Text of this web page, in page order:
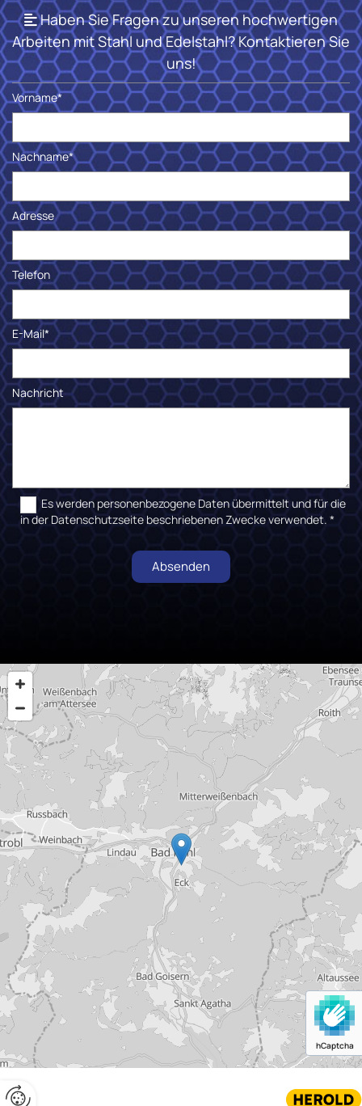
Haben Sie Fragen zu unseren hochwertigen
Arbeiten mit Stahl und Edelstahl? Kontaktieren Sie
uns!
Vorname*
Nachname*
Adresse
Telefon
E-Mail*
Nachricht
Es werden personenbezogene Daten übermittelt und für die
in der Datenschutzseite beschriebenen Zwecke verwendet. *
hCaptcha
Website erstellt von HEROLD